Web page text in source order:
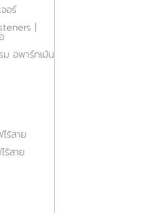
อร์
|
ม อพาร์ทเม้น
ร้สาย
ร้สาย